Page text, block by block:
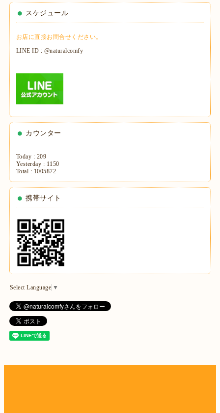
スケジュール
お店に直接お問合せください。
LINE ID : @naturalcomfy
カウンター
Today : 209
Yesterday : 1150
Total : 1005872
携帯サイト
Select Language ▼